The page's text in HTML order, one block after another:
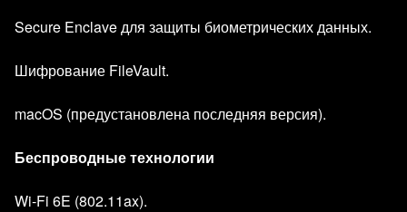
Secure Enclave для защиты биометрических данных.
Шифрование FileVault.
macOS (предустановлена последняя версия).
Беспроводные технологии
Wi‑Fi 6E (802.11ax).